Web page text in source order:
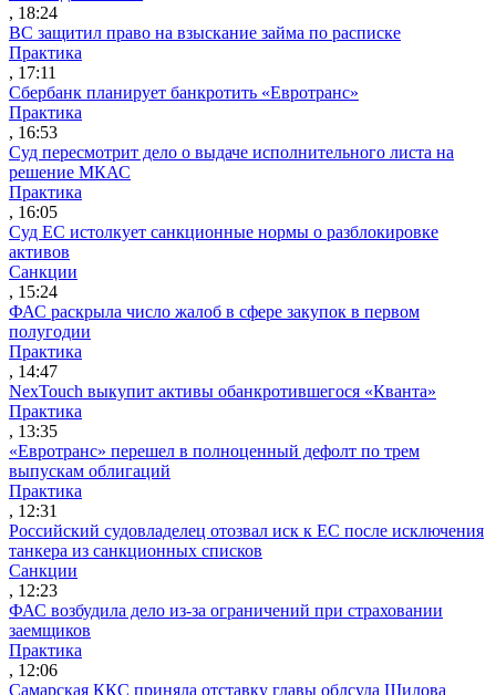
, 18:24
ВС защитил право на взыскание займа по расписке
Практика
, 17:11
Сбербанк планирует банкротить «Евротранс»
Практика
, 16:53
Суд пересмотрит дело о выдаче исполнительного листа на
решение МКАС
Практика
, 16:05
Суд ЕС истолкует санкционные нормы о разблокировке
активов
Санкции
, 15:24
ФАС раскрыла число жалоб в сфере закупок в первом
полугодии
Практика
, 14:47
NexTouch выкупит активы обанкротившегося «Кванта»
Практика
, 13:35
«Евротранс» перешел в полноценный дефолт по трем
выпускам облигаций
Практика
, 12:31
Российский судовладелец отозвал иск к ЕС после исключения
танкера из санкционных списков
Санкции
, 12:23
ФАС возбудила дело из-за ограничений при страховании
заемщиков
Практика
, 12:06
Самарская ККС приняла отставку главы облсуда Шилова